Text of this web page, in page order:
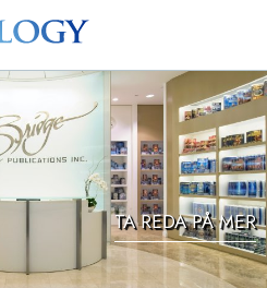
TA REDA PÅ MER